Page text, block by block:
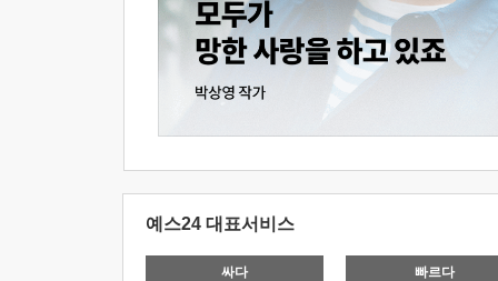
예스24 대표서비스
싸다 빠르다